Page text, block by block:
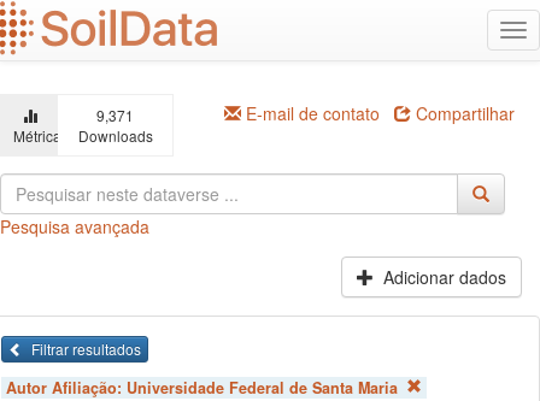
Ir
para
o
principal
Métricas
9,371
Downloads
E-mail de contato Compartilhar
Pesquisa avançada
Adicionar dados
Filtrar resultados
Autor Afiliação: Universidade Federal de Santa Maria